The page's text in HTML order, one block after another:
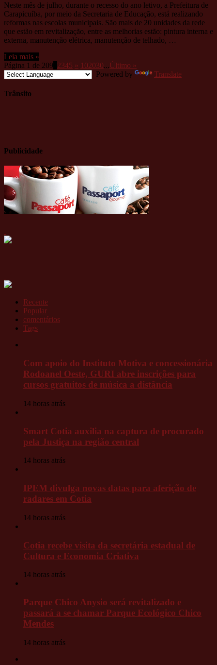
Neste mês de julho, durante o recesso do ano letivo, a Prefeitura de
Carapicuíba, por meio da Secretaria de Educação, está realizando
reformas nas escolas municipais. São mais de 20 unidades da rede
que estão em revitalização, entre as melhorias estão: pintura interna e
externa, manutenção elétrica, manutenção de telhado, …
Leia mais »
Página 1 de 209 2345 » 102030...Último »
Powered by
Translate
Trânsito
Publicidade
Recente
Popular
comentários
Tags
Com apoio do Instituto Motiva e concessionária
Rodoanel Oeste, GURI abre inscrições para
cursos gratuitos de música a distância
14 horas atrás
Smart Cotia auxilia na captura de procurado
pela Justiça na região central
14 horas atrás
IPEM divulga novas datas para aferição de
radares em Cotia
14 horas atrás
Cotia recebe visita da secretária estadual de
Cultura e Economia Criativa
14 horas atrás
Parque Chico Anysio será revitalizado e
passará a se chamar Parque Ecológico Chico
Mendes
14 horas atrás